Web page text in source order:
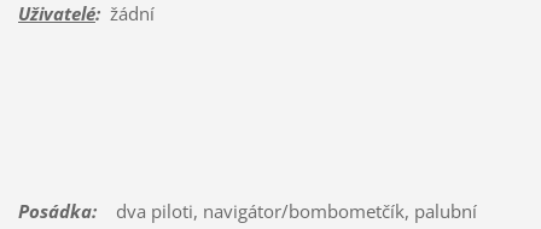
Uživatelé:žádní
Posádka:dva piloti, navigátor/bombometčík, palubní